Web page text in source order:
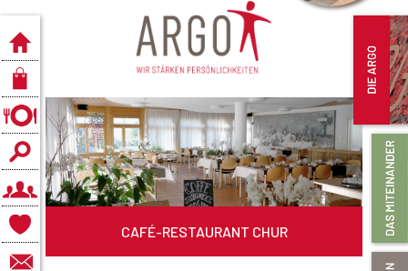
CAFÉ-RESTAURANT CHUR